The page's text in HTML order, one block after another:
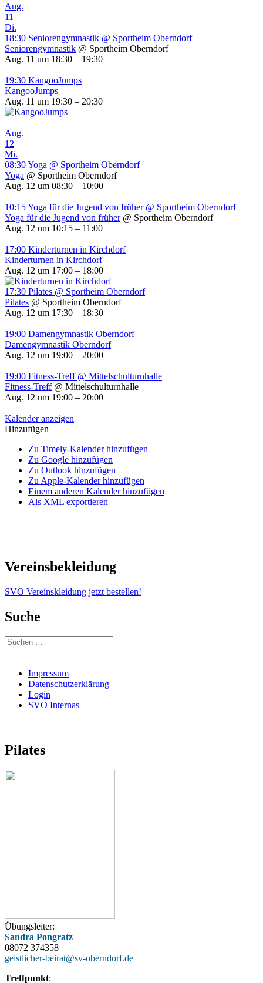
Aug.
11
Di.
18:30 Seniorengymnastik @ Sportheim Oberndorf
Seniorengymnastik @ Sportheim Oberndorf
Aug. 11 um 18:30 – 19:30
19:30 KangooJumps
KangooJumps
Aug. 11 um 19:30 – 20:30
Aug.
12
Mi.
08:30Yoga @ Sportheim Oberndorf
Yoga @ Sportheim Oberndorf
Aug. 12 um 08:30 – 10:00
10:15Yoga für die Jugend von früher @ Sportheim Oberndorf
Yoga für die Jugend von früher @ Sportheim Oberndorf
Aug. 12 um 10:15 – 11:00
17:00 Kinderturnen in Kirchdorf
Kinderturnen in Kirchdorf
Aug. 12 um 17:00 – 18:00
17:30 Pilates @ Sportheim Oberndorf
Pilates @ Sportheim Oberndorf
Aug. 12 um 17:30 – 18:30
19:00 Damengymnastik Oberndorf
Damengymnastik Oberndorf
Aug. 12 um 19:00 – 20:00
19:00 Fitness-Treff @ Mittelschulturnhalle
Fitness-Treff @ Mittelschulturnhalle
Aug. 12 um 19:00 – 20:00
Kalender anzeigen
Hinzufügen
Zu Timely-Kalender hinzufügen
Zu Google hinzufügen
Zu Outlook hinzufügen
Zu Apple-Kalender hinzufügen
Einem anderen Kalender hinzufügen
Als XML exportieren
Vereinsbekleidung
SVO Vereinskleidung jetzt bestellen!
Suche
Suchen
nach:
Impressum
Datenschutzerklärung
Login
SVO Internas
Pilates
Übungsleiter:
Sandra Pongratz
08072 374358
geistlicher-beirat@sv-oberndorf.de
Treffpunkt: